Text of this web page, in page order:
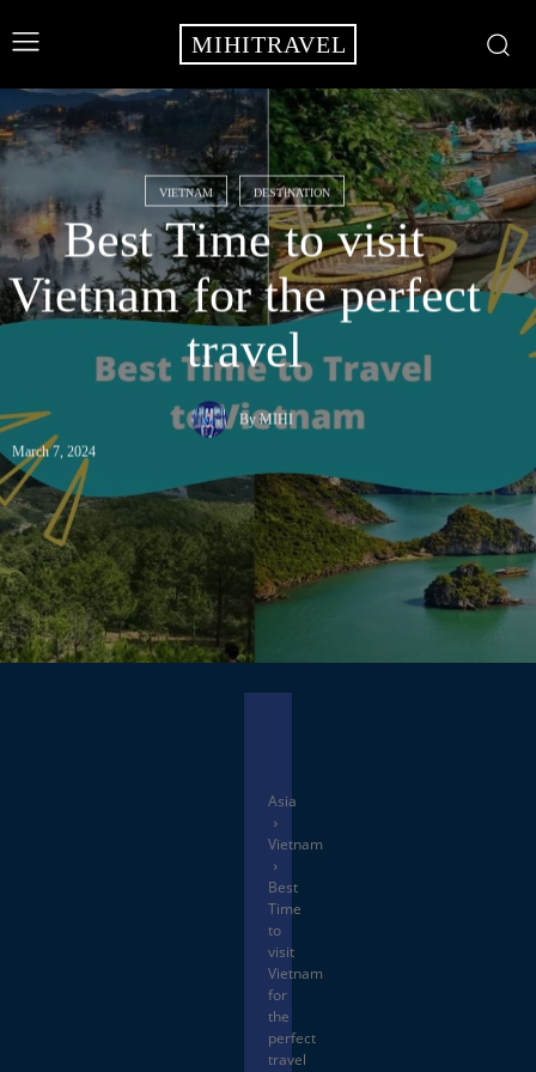
MIHITRAVEL
VIETNAM DESTINATION
Best Time to visit
Vietnam for the perfect
travel
By MIHI
March 7, 2024
Asia
Vietnam
Best
Time
to
visit
Vietnam
for
the
perfect
travel